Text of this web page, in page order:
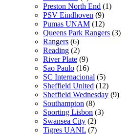
Preston North End (1)
PSV Eindhoven (9)
Pumas UNAM (12)
Queens Park Rangers (3)
Rangers (6)
Reading (2)
River Plate (9)
Sao Paulo (16)
SC Internacional (5)
Sheffield United (12)
Sheffield Wednesday (9)
Southampton (8)
Sporting Lisbon (3)
Swansea City (2)
Tigres UANL (7)